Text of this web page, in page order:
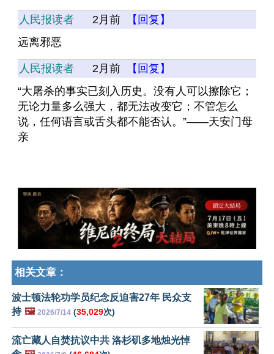
人民报读者 2月前
【回复】
远离邪恶
人民报读者 2月前
【回复】
“大屠杀的事实已刻入历史。没有人可以擦除它；
无论力量多么强大，都无法改变它；不管怎么
说，任何语言或舌头都不能否认。”——天安门母
亲
相关文章：
波士顿法轮功学员纪念反迫害27年 民众支
持 🖼️ 2026/7/14 (35,029次)
流亡藏人自焚抗议中共 洛杉矶多地烛光悼